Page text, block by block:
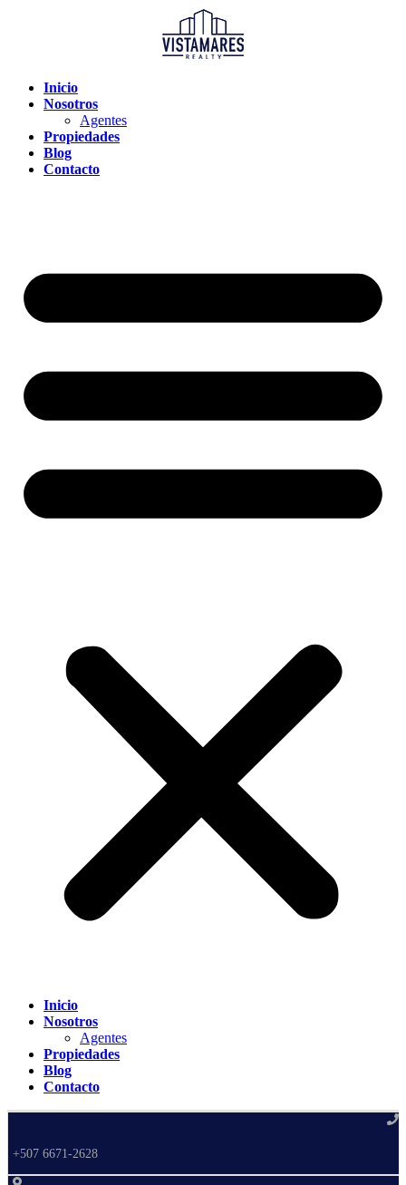
Inicio
Nosotros
Agentes
Propiedades
Blog
Contacto
Inicio
Nosotros
Agentes
Propiedades
Blog
Contacto
+507 6671-2628